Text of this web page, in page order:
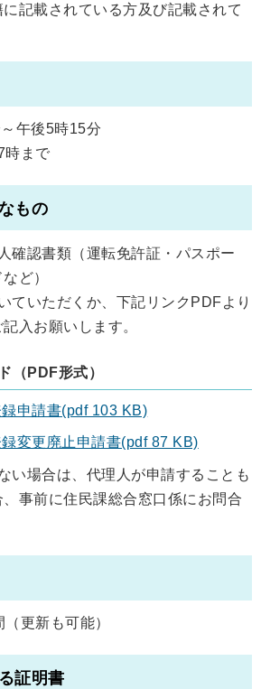
に記載されている方及び記載されて
午後5時15分
まで
もの
確認書類（運転免許証・パスポー
ど）
ていただくか、下記リンクPDFより
入お願いします。
（PDF形式）
申請書(pdf 103 KB)
変更廃止申請書(pdf 87 KB)
い場合は、代理人が申請することも
事前に住民課総合窓口係にお問合
更新も可能）
証明書